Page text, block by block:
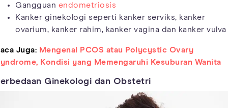
Gangguan endometriosis
Kanker ginekologi seperti kanker serviks, kanker
ovarium, kanker rahim, kanker vagina dan kanker vulva
Juga: Mengenal PCOS atau Polycystic Ovary
Kondisi yang Memengaruhi Kesuburan Wanita
Ginekologi dan Obstetri